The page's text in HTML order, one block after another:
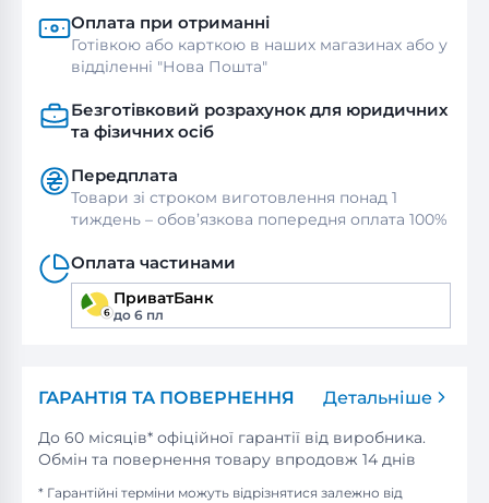
Оплата при отриманні
Готівкою або карткою в наших магазинах або у
відділенні "Нова Пошта"
Безготівковий розрахунок для юридичних
та фізичних осіб
Передплата
Товари зі строком виготовлення понад 1
тиждень – обов’язкова попередня оплата 100%
Оплата частинами
ПриватБанк
до 6 пл
ГАРАНТІЯ ТА ПОВЕРНЕННЯ Детальніше
До 60 місяців* офіційної гарантії від виробника.
Обмін та повернення товару впродовж 14 днів
* Гарантійні терміни можуть відрізнятися залежно від